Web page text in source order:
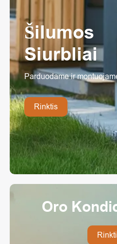
Šilumos
Siurbliai
Parduodame ir
Rinktis
Oro